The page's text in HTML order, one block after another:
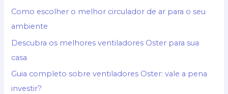
Como escolher o melhor circulador de ar para o seu
ambiente
Descubra os melhores ventiladores Oster para sua
casa
Guia completo sobre ventiladores Oster: vale a pena
investir?